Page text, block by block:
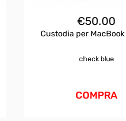
€50.00
Custodia per MacBook
check blue
COMPRA